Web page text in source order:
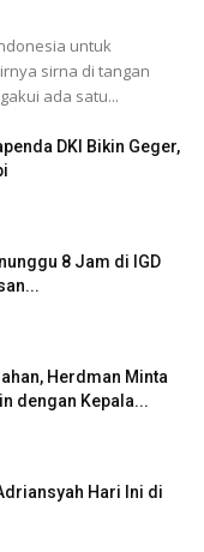
untuk
sirna di tangan
ada satu...
DKI Bikin Geger,
8 Jam di IGD
Herdman Minta
dengan Kepala...
Hari Ini di